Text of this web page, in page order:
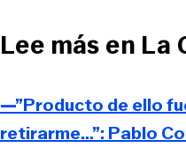
Lee más en La
—”Producto de ello
retirarme…”: Pablo